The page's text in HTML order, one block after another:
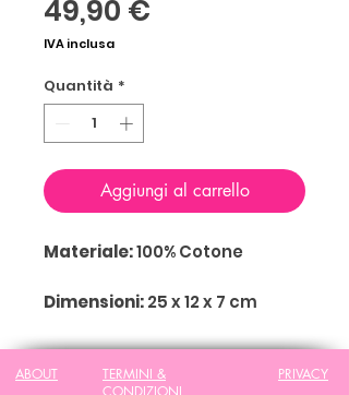
49,90 €
IVA inclusa
Quantità *
Aggiungi al carrello
Materiale:100% Cotone
Dimensioni:25 x 12 x 7 cm
ABOUT
TERMINI &
CONDIZIONI
PRIVACY